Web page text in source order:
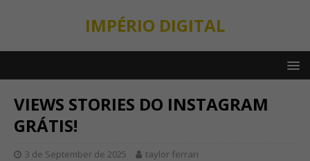
IMPÉRIO DIGITAL
VIEWS STORIES DO INSTAGRAM
GRÁTIS!
3 de September de 2025 taylor ferrari